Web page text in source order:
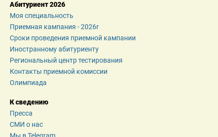
Абитуриент 2026
Моя специальность
Приемная кампания - 2026r
Сроки проведения приемной кампании
Иностранному абитуриенту
Региональный центр тестирования
Контакты приемной комиссии
Олимпиада
К сведению
Пресса
СМИ о нас